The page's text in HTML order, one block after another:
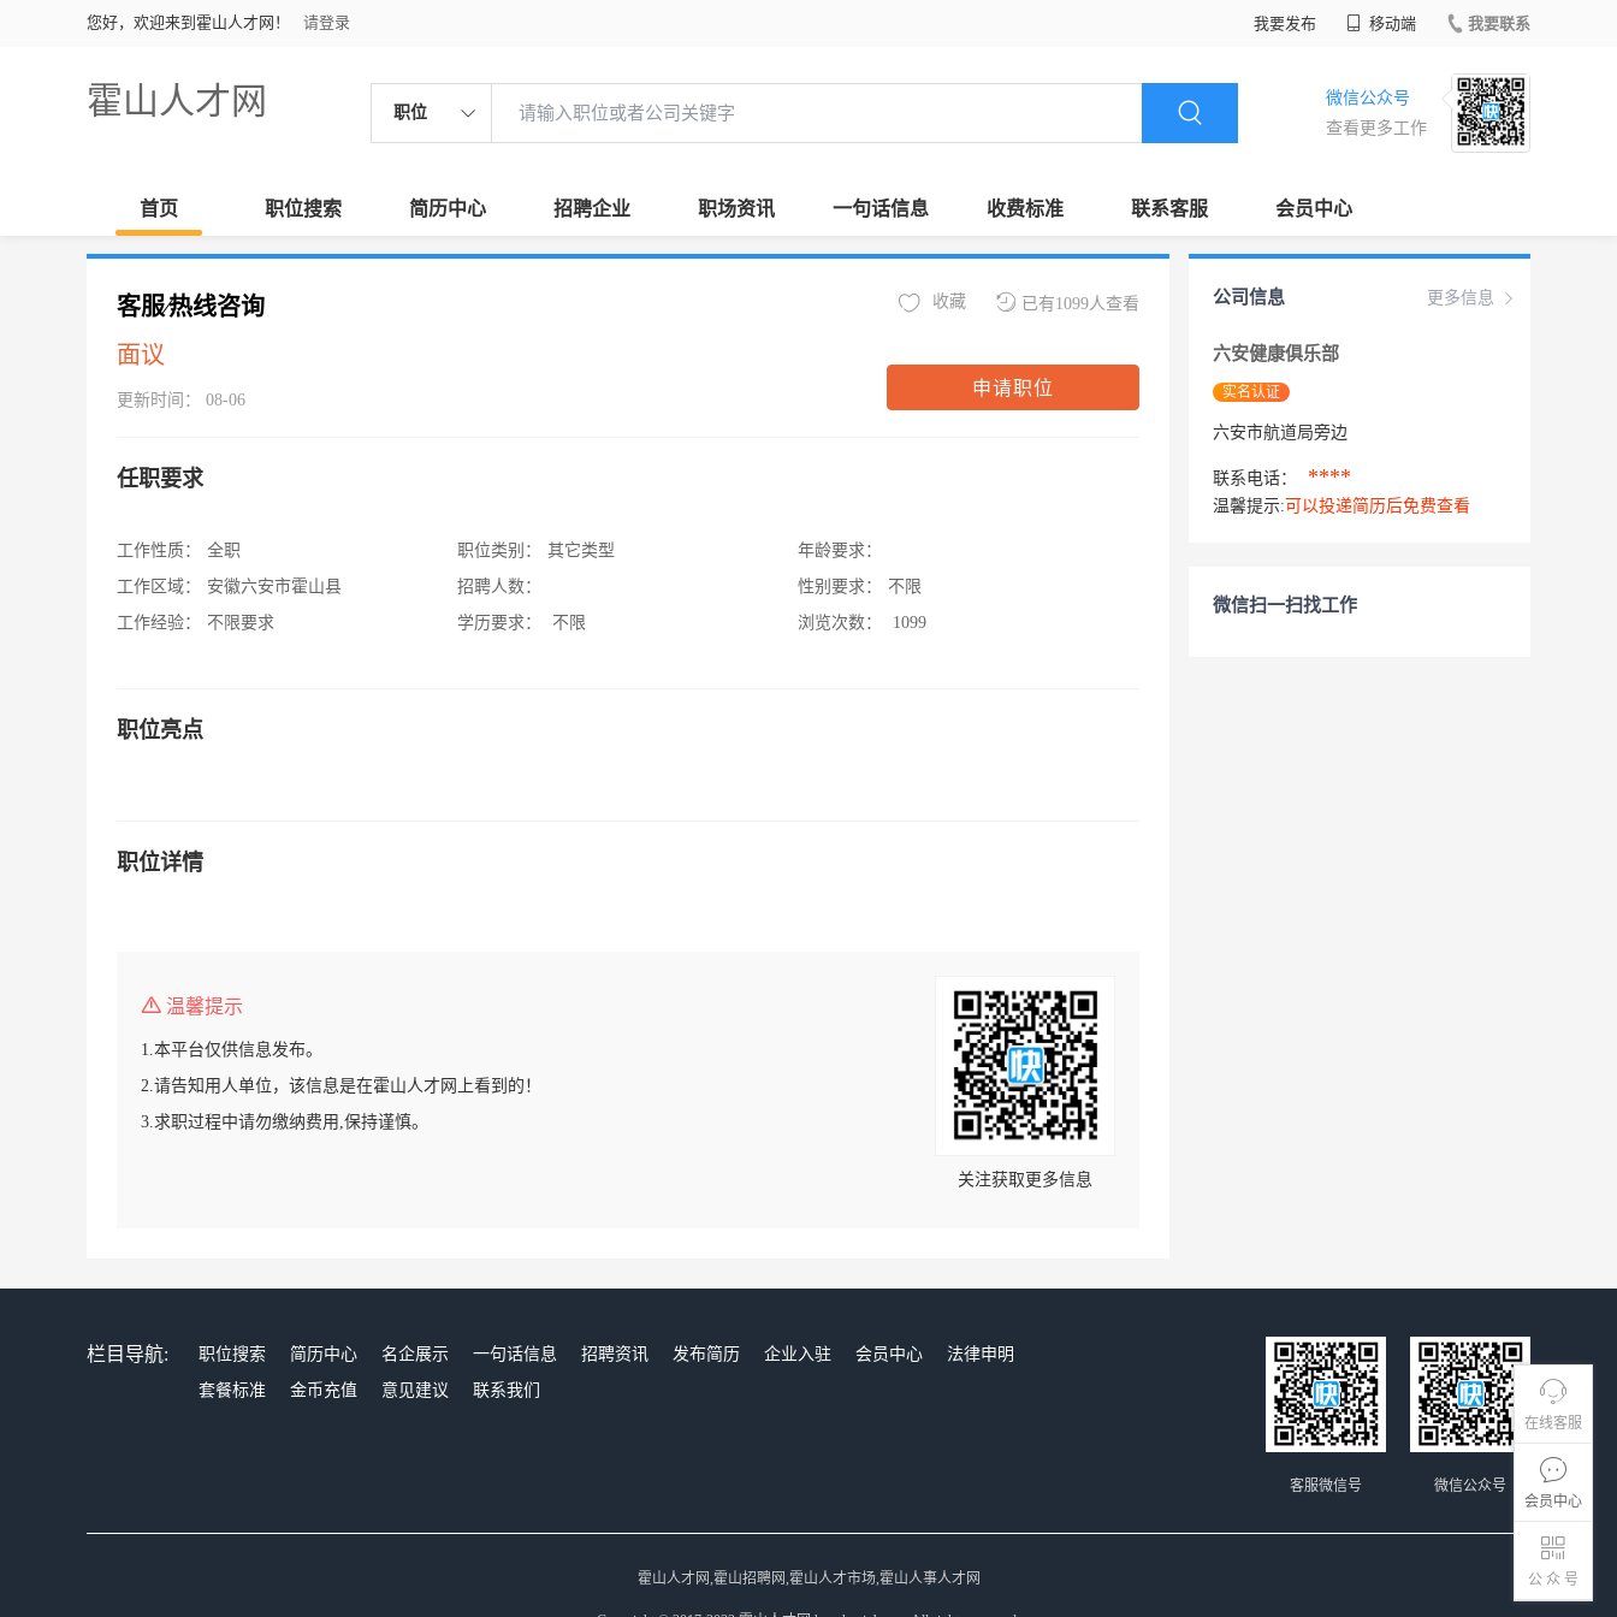
您好，欢迎来到霍山人才网！ 请登录 我要发布 移动端 我要联系
霍山人才网 职位
微信公众号
查看更多工作
首页 职位搜索 简历中心 招聘企业 职场资讯 一句话信息 收费标准 联系客服 会员中心
在线客服
会员中心
公 众 号
客服∕热线咨询
面议
更新时间： 08-06
已有1099人查看
收藏
申请职位
任职要求
工作性质：
全职
工作区域：
安徽六安市霍山县
工作经验：
不限要求
职位类别：
其它类型
招聘人数：
学历要求：
不限
年龄要求：
性别要求：
不限
浏览次数：
1099
职位亮点
职位详情
温馨提示
1.本平台仅供信息发布。
2.请告知用人单位，该信息是在霍山人才网上看到的！
3.求职过程中请勿缴纳费用,保持谨慎。
关注获取更多信息
更多信息
公司信息
六安健康俱乐部
实名认证
六安市航道局旁边
联系电话： ****
温馨提示: 可以投递简历后免费查看
微信扫一扫找工作
栏目导航: 职位搜索 简历中心 名企展示 一句话信息 招聘资讯 发布简历 企业入驻 会员中心
法律申明
套餐标准
金币充值 意见建议 联系我们
微信公众号
客服微信号
霍山人才网,霍山招聘网,霍山人才市场,霍山人事人才网